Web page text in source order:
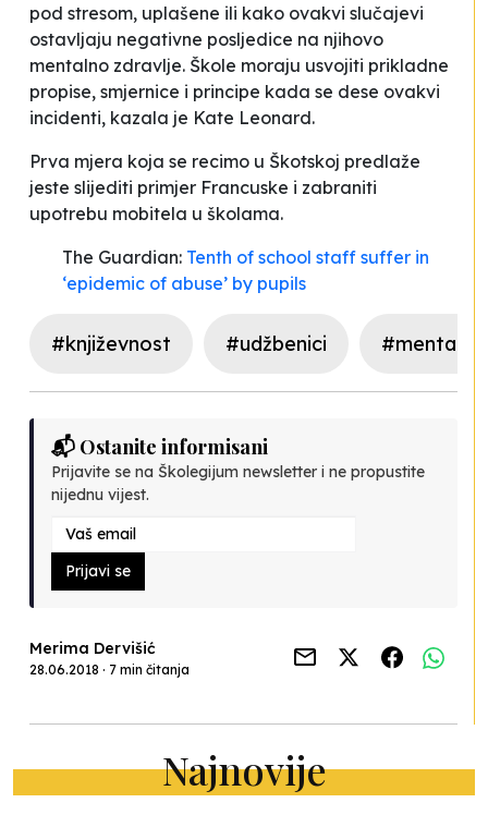
pod stresom, uplašene ili kako ovakvi slučajevi
ostavljaju negativne posljedice na njihovo
mentalno zdravlje. Škole moraju usvojiti prikladne
propise, smjernice i principe kada se dese ovakvi
incidenti, kazala je Kate Leonard.
Prva mjera koja se recimo u Škotskoj predlaže
jeste slijediti primjer Francuske i zabraniti
upotrebu mobitela u školama.
The Guardian: Tenth of school staff suffer in
‘epidemic of abuse’ by pupils
#književnost #udžbenici
📬 Ostanite informisani
Prijavite se na Školegijum newsletter i ne propustite
nijednu vijest.
Prijavi se
Merima Dervišić
28.06.2018 · 7 min čitanja
Najnovije